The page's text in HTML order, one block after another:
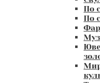
По
По